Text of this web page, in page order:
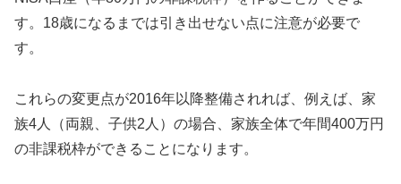
す。18歳になるまでは引き出せない点に注意が必要で
す。
これらの変更点が2016年以降整備されれば、例えば、家
族4人（両親、子供2人）の場合、家族全体で年間400万円
の非課税枠ができることになります。